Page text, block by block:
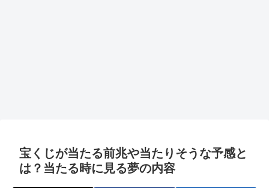
宝くじが当たる前兆や当たりそうな予感と
は？当たる時に見る夢の内容